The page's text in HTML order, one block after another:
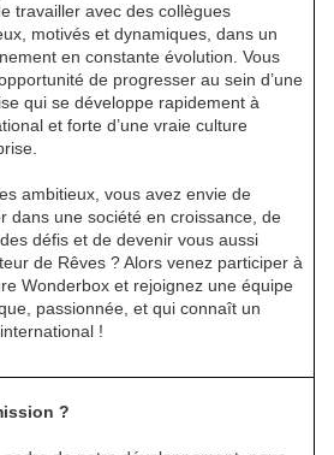
travailler avec des collègues
motivés et dynamiques, dans un
en constante évolution. Vous
de progresser au sein d’une
qui se développe rapidement à
et forte d’une vraie culture
ambitieux, vous avez envie de
dans une société en croissance, de
défis et de devenir vous aussi
de Rêves ? Alors venez participer à
Wonderbox et rejoignez une équipe
passionnée, et qui connaît un
!
?